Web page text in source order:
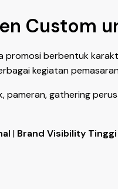
Custom
promosi berbentuk
kegiatan
pameran, gathering
| Brand Visibility Tinggi